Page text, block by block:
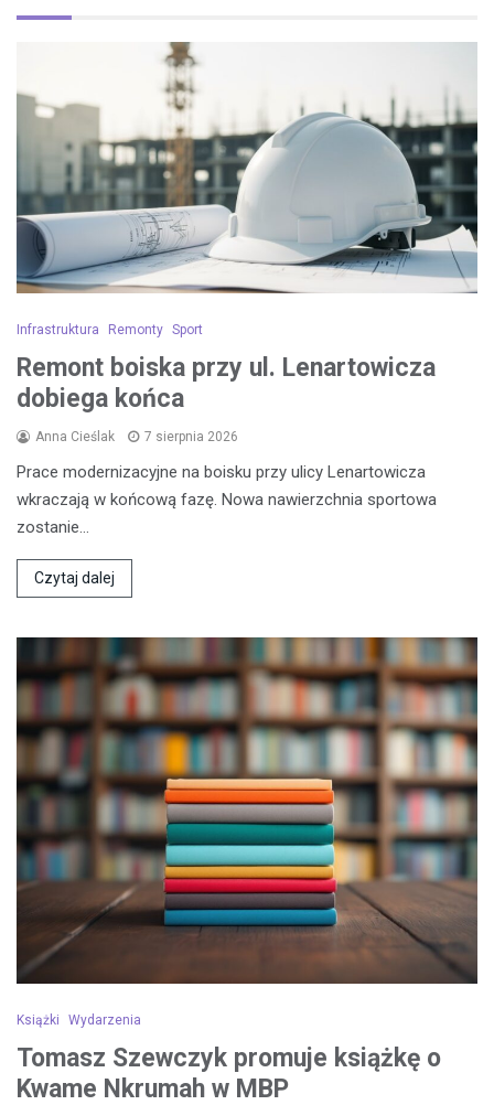
Infrastruktura Remonty Sport
Remont boiska przy ul. Lenartowicza
dobiega końca
Anna Cieślak 7 sierpnia 2026
Prace modernizacyjne na boisku przy ulicy Lenartowicza
wkraczają w końcową fazę. Nowa nawierzchnia sportowa
zostanie…
Czytaj dalej
Książki Wydarzenia
Tomasz Szewczyk promuje książkę o
Kwame Nkrumah w MBP